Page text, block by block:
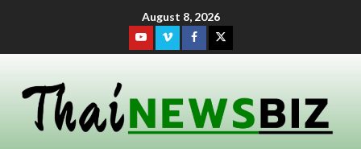
August 8, 2026